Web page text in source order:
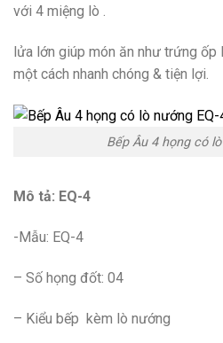
với 4 miệng lò .
lửa lớn giúp món ăn như trứng ốp
một cách nhanh chóng & tiện lợi.
Bếp Âu 4 họng có
Mô tả: EQ-4
-Mẫu: EQ-4
– Số họng đốt: 04
– Kiểu bếp kèm lò nướng